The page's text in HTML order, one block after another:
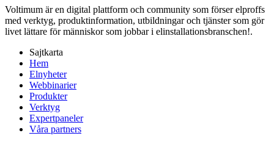
Voltimum är en digital plattform och community som förser elproffs
med verktyg, produktinformation, utbildningar och tjänster som gör
livet lättare för människor som jobbar i elinstallationsbranschen!.
Sajtkarta
Hem
Elnyheter
Webbinarier
Produkter
Verktyg
Expertpaneler
Våra partners